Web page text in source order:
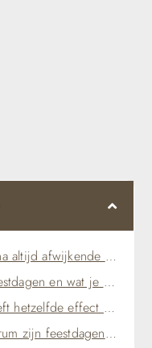
Feestdagen brengen bijna altijd afwijkende tijden met zich mee
Handig overzicht van feestdagen en wat je vaak kunt verwachten
Niet iedere feestdag heeft hetzelfde effect op de stad
Voor winkels in het centrum zijn feestdagen vaak het meest zichtbaar